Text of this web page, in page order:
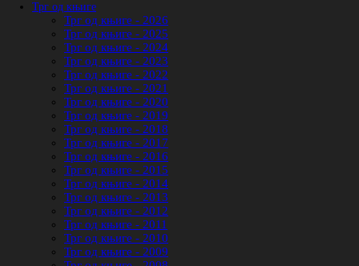
Трг од књиге
Трг од књиге - 2026
Трг од књиге - 2025
Трг од књиге - 2024
Трг од књиге - 2023
Трг од књиге - 2022
Трг од књиге - 2021
Трг од књиге - 2020
Трг од књиге - 2019
Трг од књиге - 2018
Трг од књиге - 2017
Трг од књиге - 2016
Трг од књиге - 2015
Трг од књиге - 2014
Трг од књиге - 2013
Трг од књиге - 2012
Трг од књиге - 2011
Трг од књиге - 2010
Трг од књиге - 2009